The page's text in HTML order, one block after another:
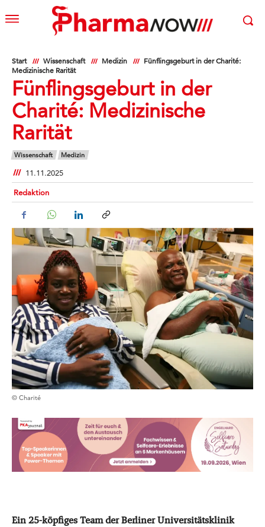
Start Wissenschaft Medizin
Fünflingsgeburt in der Charité:
Medizinische Rarität
Fünflingsgeburt in der
Charité: Medizinische
Rarität
Wissenschaft Medizin
11.11.2025
Redaktion
© Charité
Ein 25-köpfiges Team der Berliner Universitätsklinik